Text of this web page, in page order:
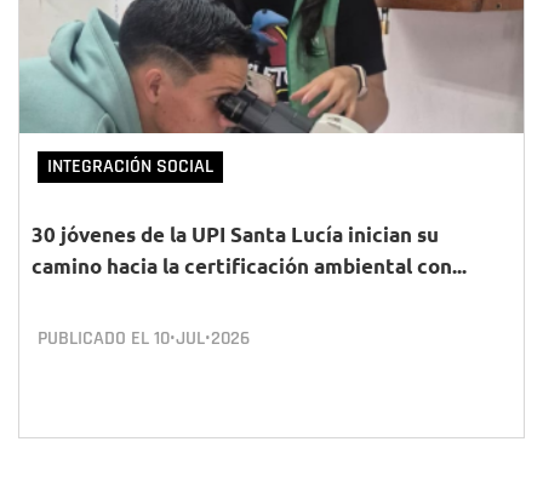
INTEGRACIÓN SOCIAL
30 jóvenes de la UPI Santa Lucía inician su
camino hacia la certificación ambiental con...
PUBLICADO EL10•JUL•2026